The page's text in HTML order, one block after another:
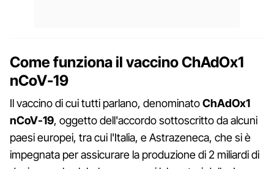
Come funziona il vaccinoChAdOx1
nCoV-19
Il vaccino di cui tutti parlano, denominatoChAdOx1
nCoV-19, oggetto dell'accordo sottoscritto da alcuni
paesi europei, tra cui l'Italia, e Astrazeneca, che si è
impegnata per assicurare la produzione di 2 miliardi di